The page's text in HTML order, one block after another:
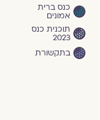
כנס ברית
אמונים
תוכנית כנס
2023
בתקשורת